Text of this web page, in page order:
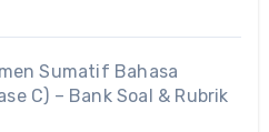
Sumatif Bahasa
C) – Bank Soal & Rubrik